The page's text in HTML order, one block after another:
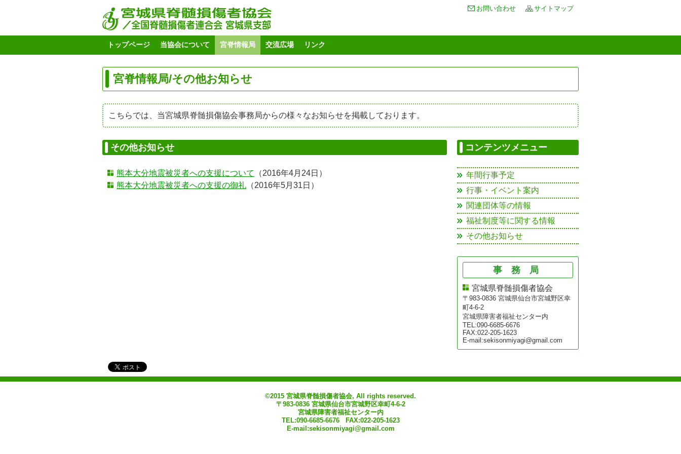
お問い合わせ サイトマップ
トップページ 当協会について 宮脊情報局 交流広場 リンク
宮脊情報局/その他お知らせ
こちらでは、当宮城県脊髄損傷協会事務局からの様々なお知らせを掲載しております。
その他お知らせ
熊本大分地震被災者への支援について
（2016年4月24日）
熊本大分地震被災者への支援の御礼 （2016年5月31日）
コンテンツメニュー
年間行事予定
行事・イベント案内
関連団体等の情報
福祉制度等に関する情報
その他お知らせ
事務局
宮城県脊髄損傷者協会
〒983-0836 宮城県仙台市宮城野区幸
町4-6-2
宮城県障害者福祉センター内
TEL:090-6685-6676
FAX:022-205-1623
E-mail:sekisonmiyagi@gmail.com
©2015 宮城県脊髄損傷者協会, All rights reserved.
〒983-0836 宮城県仙台市宮城野区幸町4-6-2
宮城県障害者福祉センター内
TEL:090-6685-6676 FAX:022-205-1623
E-mail:sekisonmiyagi@gmail.com